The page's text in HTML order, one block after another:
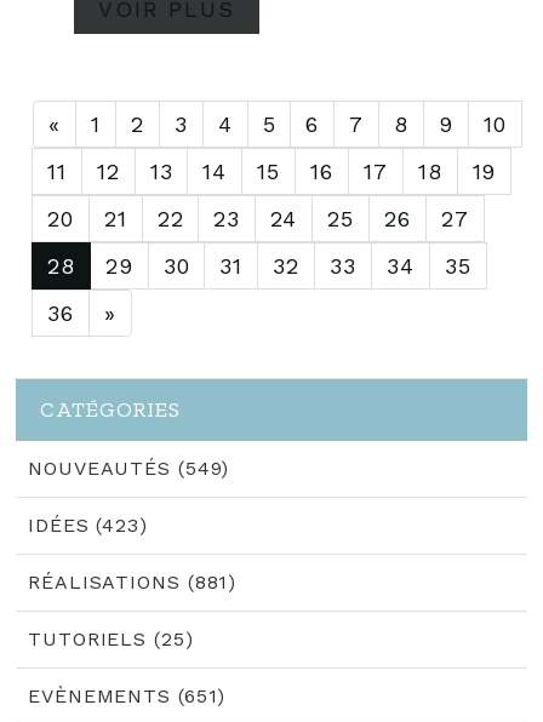
VOIR PLUS
« 1 2 3 4 5 6 7 8 9
10
11
12 13 14 15 16 17 18
19
20
21 22 23 24 25 26
27
28
29 30 31 32 33 34
35
36
»
CATÉGORIES
NOUVEAUTÉS (549)
IDÉES (423)
RÉALISATIONS (881)
TUTORIELS (25)
EVÈNEMENTS (651)